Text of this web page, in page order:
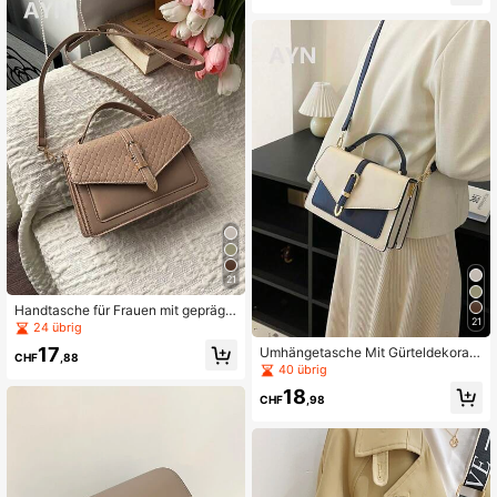
21
Handtasche für Frauen mit geprägt
er Webstruktur, Gürtel-Dekor und Kl
appe, Schultertasche
24 übrig
CHF17 ,88
21
Umhängetasche Mit Gürteldekorati
on 40 übrig
CHF18 ,98